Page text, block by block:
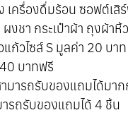
เครื่องดื่มร้อน ซอฟต์เสิ
ผงชา กระเป๋าผ้า ถุงผ้า
ก้วไซส์ S มูลค่า 20 บา
บาทฟรี
ามารถรับของแถมได้มา
รถรับของแถมได้ 4 ชิ้น